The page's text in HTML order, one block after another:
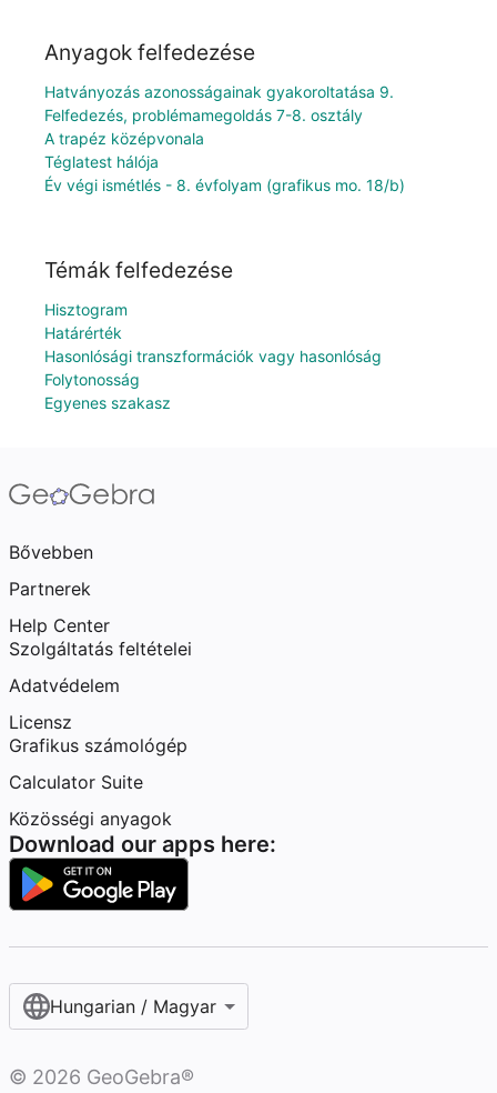
Anyagok felfedezése
Hatványozás azonosságainak gyakoroltatása 9.
Felfedezés, problémamegoldás 7-8. osztály
A trapéz középvonala
Téglatest hálója
Év végi ismétlés - 8. évfolyam (grafikus mo. 18/b)
Témák felfedezése
Hisztogram
Határérték
Hasonlósági transzformációk vagy hasonlóság
Folytonosság
Egyenes szakasz
Bővebben
Partnerek
Help Center
Szolgáltatás feltételei
Adatvédelem
Licensz
Grafikus számológép
Calculator Suite
Közösségi anyagok
Download our apps here:
Hungarian / Magyar‎
© 2026 GeoGebra®